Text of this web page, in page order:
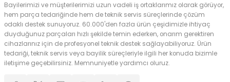
Bayilerimizi ve müşterilerimizi uzun vadeli iş ortaklarımız olarak görüyor,
hem parça tedariğinde hem de teknik servis süreçlerinde çözüm
odaklı destek sunuyoruz. 60.000'den fazla ürün çeşidimizle ihtiyaç
duyduğunuz parçaları hızlı şekilde temin ederken, onarım gerektiren
cihazlarınız için de profesyonel teknik destek sağlayabiliyoruz. Ürün
tedariği, teknik servis veya bayilik süreçleriyle ilgili her konuda bizimle
iletişime geçebilirsiniz. Memnuniyetle yardımcı oluruz.